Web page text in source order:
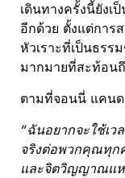
เดินทางครั้งนี้ยังเ
อีกด้วย ตั้งแต่การ
หัวเราะที่เป็นธรร
มากมายที่สะท้อน
ตามที่จอนนี่ แคนด
“ฉันอยากจะใช้เ
จริงต่อพวกคุณทุก
และจิตวิญญาณแห่